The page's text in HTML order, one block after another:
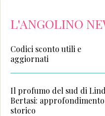
L'ANGOLINO
Codici sconto utili e
aggiornati
Il profumo del sud di
Bertasi: approfondimento
storico